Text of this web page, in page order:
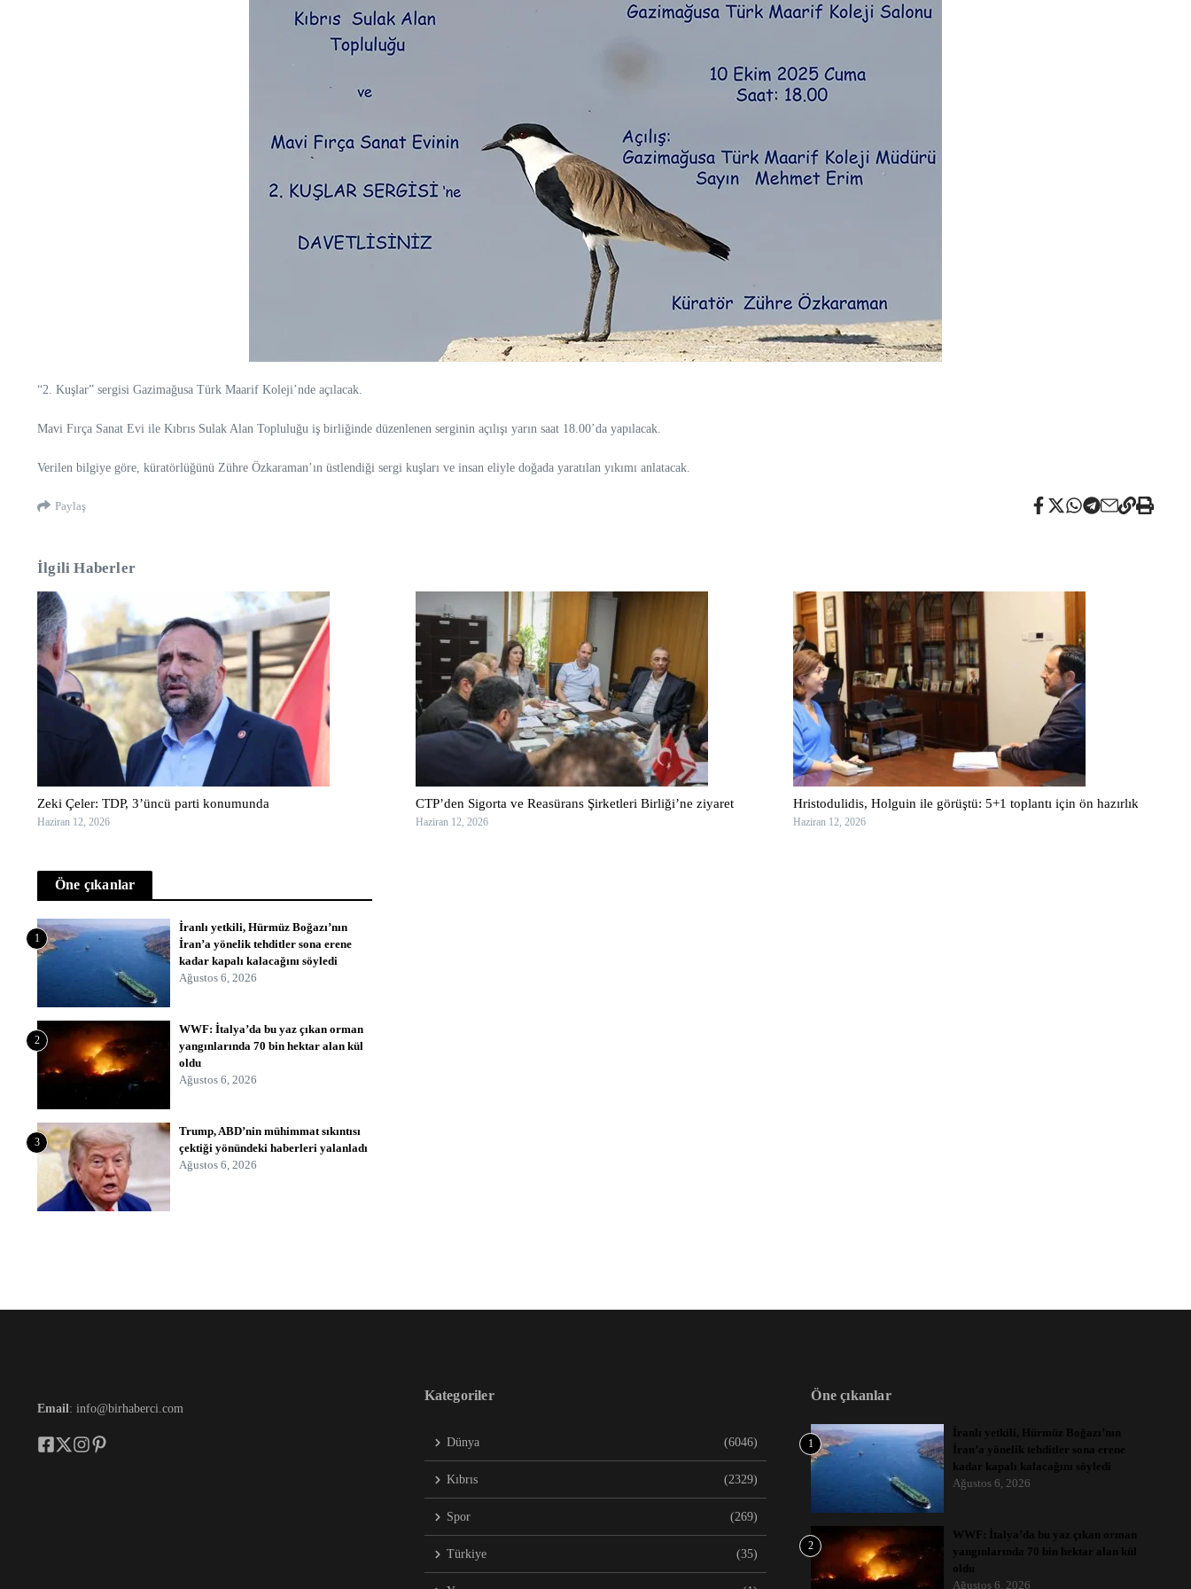
“2. Kuşlar” sergisi Gazimağusa Türk Maarif Koleji’nde açılacak.
Mavi Fırça Sanat Evi ile Kıbrıs Sulak Alan Topluluğu iş birliğinde düzenlenen serginin açılışı yarın saat 18.00’da yapılacak.
Verilen bilgiye göre, küratörlüğünü Zühre Özkaraman’ın üstlendiği sergi kuşları ve insan eliyle doğada yaratılan yıkımı anlatacak.
Paylaş
İlgili Haberler
Zeki Çeler: TDP, 3’üncü parti konumunda
Haziran 12, 2026
CTP’den Sigorta ve Reasürans Şirketleri Birliği’ne ziyaret
Haziran 12, 2026
Hristodulidis, Holguin ile görüştü: 5+1 toplantı için ön hazırlık
Haziran 12, 2026
Öne çıkanlar
1
İranlı yetkili, Hürmüz Boğazı’nın
İran’a yönelik tehditler sona erene
kadar kapalı kalacağını söyledi
Ağustos 6, 2026
2
WWF: İtalya’da bu yaz çıkan orman
yangınlarında 70 bin hektar alan kül
oldu
Ağustos 6, 2026
3
Trump, ABD’nin mühimmat sıkıntısı
çektiği yönündeki haberleri yalanladı
Ağustos 6, 2026
Email: info@birhaberci.com
Kategoriler
Dünya (6046)
Kıbrıs (2329)
Spor (269)
Türkiye (35)
Öne çıkanlar
1
İranlı yetkili, Hürmüz Boğazı’nın
İran’a yönelik tehditler sona erene
kadar kapalı kalacağını söyledi
Ağustos 6, 2026
2
WWF: İtalya’da bu yaz çıkan orman
yangınlarında 70 bin hektar alan kül
oldu
Ağustos 6, 2026